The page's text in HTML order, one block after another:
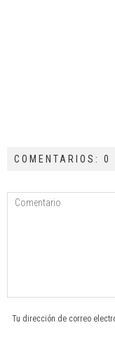
COMENTARIOS: 0
Tu dirección de correo